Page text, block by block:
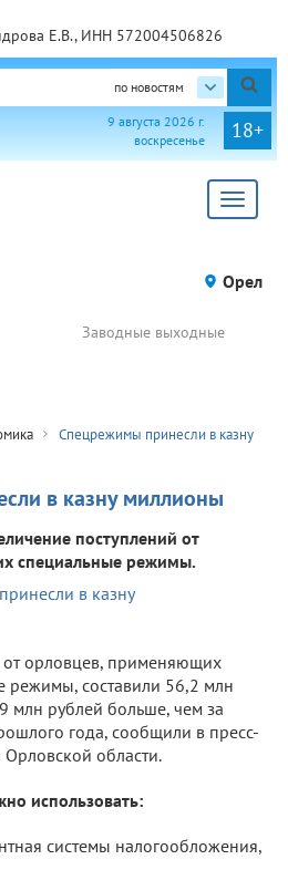
Е.В., ИНН 572004506826
по новостям
18+
9 августа 2026 г.
воскресенье
Toggle
Орел
Заводные выходные
Спецрежимы принесли в казну
в казну миллионы
поступлений от
специальные режимы.
орловцев, применяющих
режимы, составили 56,2 млн
млн рублей больше, чем за
года, сообщили в пресс-
области.
использовать:
системы налогообложения,